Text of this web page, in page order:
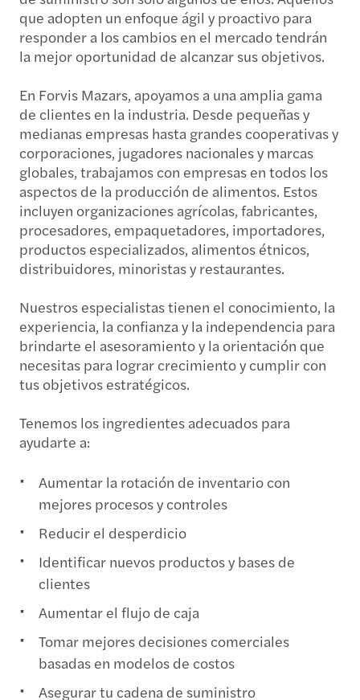
que adopten un enfoque ágil y proactivo para
responder a los cambios en el mercado tendrán
la mejor oportunidad de alcanzar sus objetivos.
En Forvis Mazars, apoyamos a una amplia gama
de clientes en la industria. Desde pequeñas y
medianas empresas hasta grandes cooperativas y
corporaciones, jugadores nacionales y marcas
globales, trabajamos con empresas en todos los
aspectos de la producción de alimentos. Estos
incluyen organizaciones agrícolas, fabricantes,
procesadores, empaquetadores, importadores,
productos especializados, alimentos étnicos,
distribuidores, minoristas y restaurantes.
Nuestros especialistas tienen el conocimiento, la
experiencia, la confianza y la independencia para
brindarte el asesoramiento y la orientación que
necesitas para lograr crecimiento y cumplir con
tus objetivos estratégicos.
Tenemos los ingredientes adecuados para
ayudarte a:
Aumentar la rotación de inventario con
mejores procesos y controles
Reducir el desperdicio
Identificar nuevos productos y bases de
clientes
Aumentar el flujo de caja
Tomar mejores decisiones comerciales
basadas en modelos de costos
Asegurar tu cadena de suministro